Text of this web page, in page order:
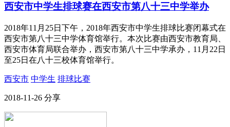
西安市中学生排球赛在西安市第八十三中学举办
2018年11月25日下午，2018年西安市中学生排球比赛闭幕式在
西安市第八十三中学体育馆举行。本次比赛由西安市教育局、
西安市体育局联合举办，西安市第八十三中学承办，11月22日
至25日在八十三校体育馆举行。
西安市 中学生 排球比赛
2018-11-26 分享